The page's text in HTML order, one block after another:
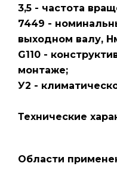
3,5 - частота
7449 -
выходном валу,
G110 -
монтаже;
У2 -
Технические
Области